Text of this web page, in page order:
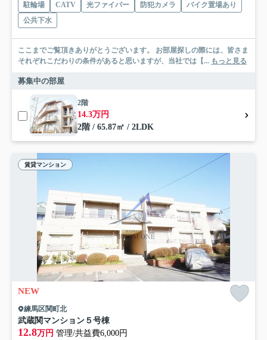
駐輪場 CATV 光ファイバー 防犯カメラ
バイク置場あり
公共下水
ここまでご覧頂きありがとうございます。 お部屋探しの際には、皆さま
それぞれこだわりの条件があると思いますが、当社では【... もっと見る
募集中の部屋
2階
14.3万円
2階 / 65.87㎡ / 2LDK
賃貸マンション
NEW
練馬区関町北
武蔵関マンション５号棟
12.8万円 管理/共益費6,000円